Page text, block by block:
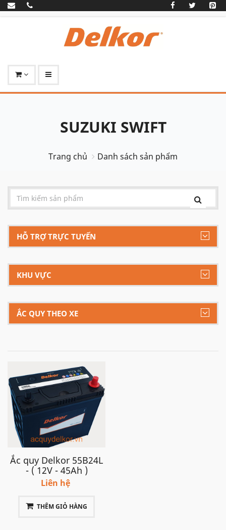
SUZUKI SWIFT
Trang chủ Danh sách sản phẩm
HỖ TRỢ TRỰC TUYẾN
KHU VỰC
ẮC QUY THEO XE
Ắc quy Delkor 55B24L
- ( 12V - 45Ah )
Liên hệ
THÊM GIỎ HÀNG